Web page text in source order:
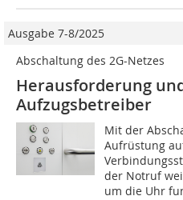
Ausgabe 7-8/2025
Abschaltung des 2G-Netzes
Herausforderung
Aufzugsbetreiber
Mit der
Aufrüstung
der Notruf
um die Uhr